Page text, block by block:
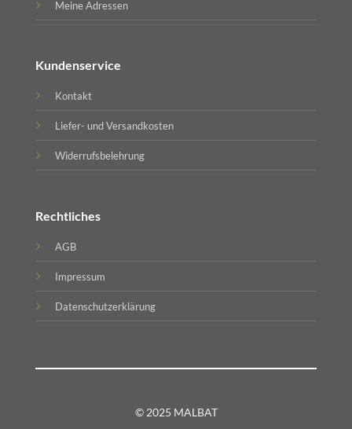
Meine Adressen
Kundenservice
Kontakt
Liefer- und Versandkosten
Widerrufsbelehrung
Rechtliches
AGB
Impressum
Datenschutzerklärung
© 2025 MALBAT